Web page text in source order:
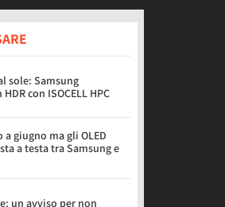
sole: Samsung
con ISOCELL HPC
giugno ma gli OLED
a testa tra Samsung e
un avviso per non